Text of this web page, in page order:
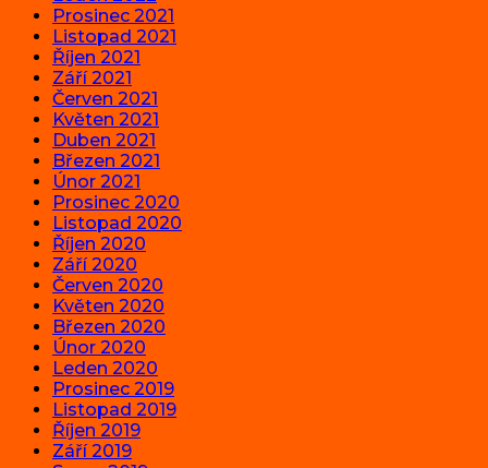
Prosinec 2021
Listopad 2021
Říjen 2021
Září 2021
Červen 2021
Květen 2021
Duben 2021
Březen 2021
Únor 2021
Prosinec 2020
Listopad 2020
Říjen 2020
Září 2020
Červen 2020
Květen 2020
Březen 2020
Únor 2020
Leden 2020
Prosinec 2019
Listopad 2019
Říjen 2019
Září 2019